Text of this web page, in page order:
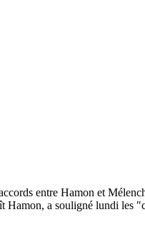
Hamon, a souligné lundi les